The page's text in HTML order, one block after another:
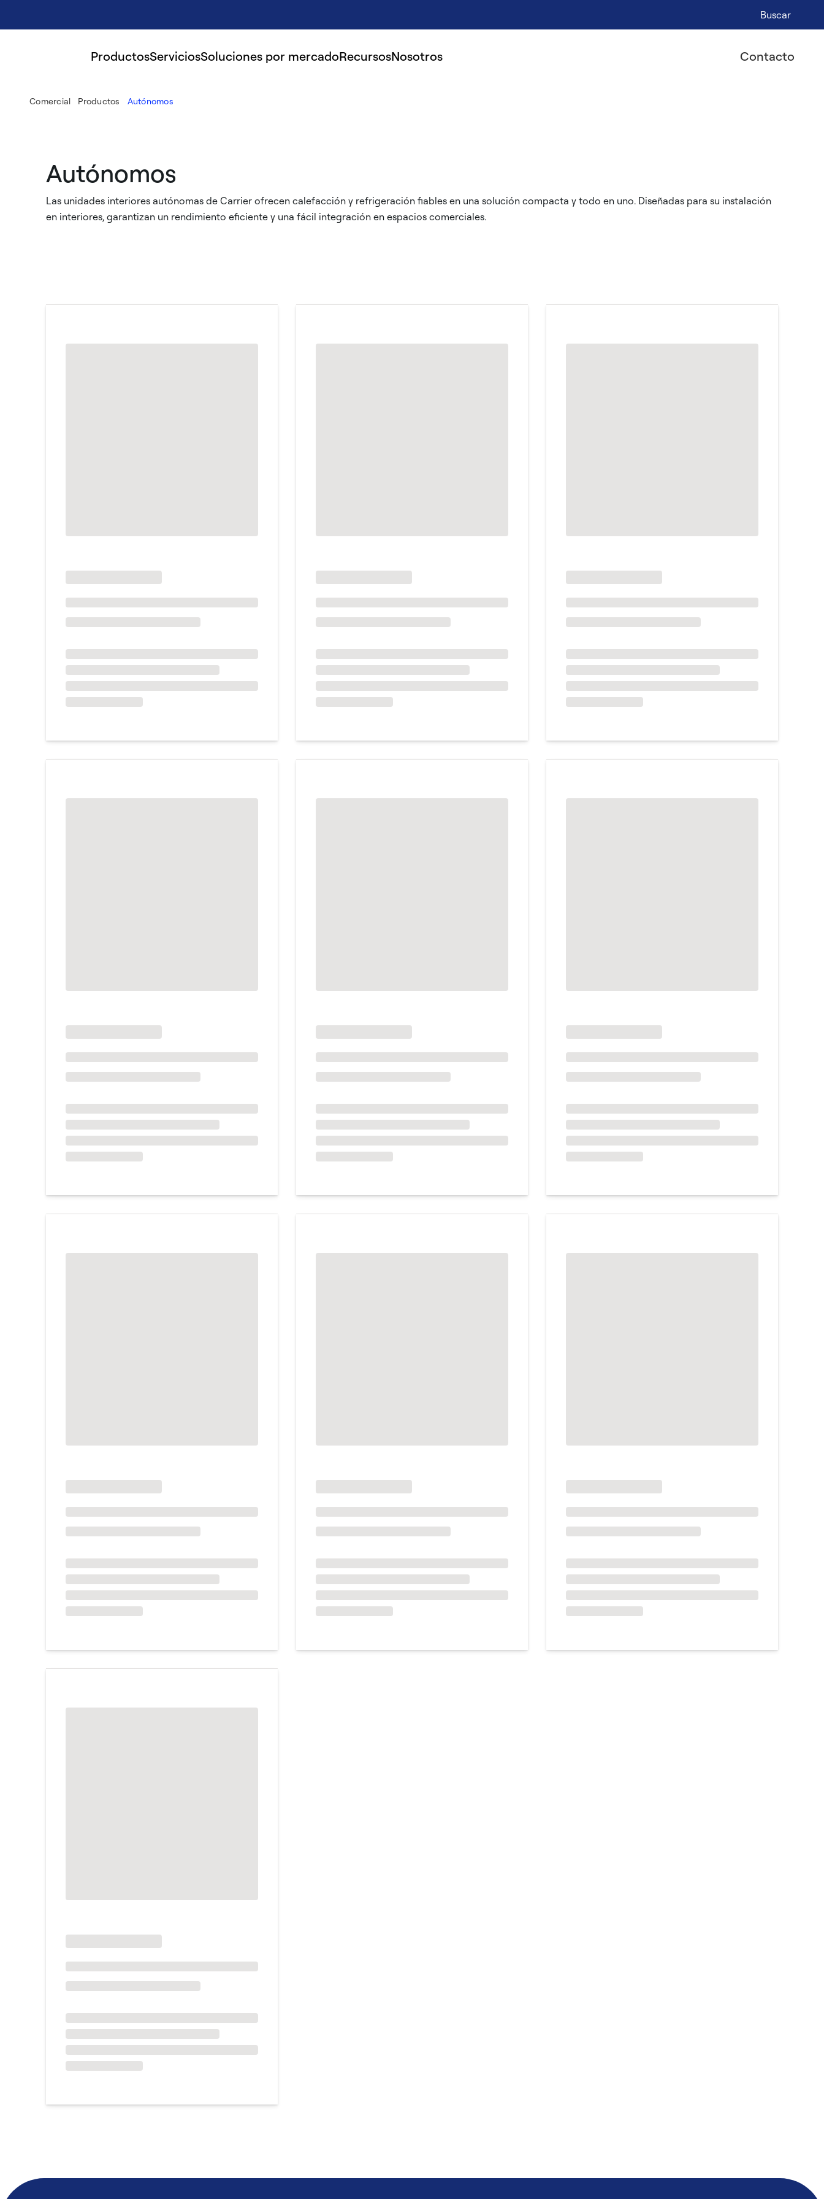
Buscar
ProductosServiciosSoluciones por mercadoRecursosNosotros Contacto
Comercial Productos Autónomos
Autónomos
Las unidades interiores autónomas de Carrier ofrecen calefacción y refrigeración fiables en una solución compacta y todo en uno. Diseñadas para su instalación
en interiores, garantizan un rendimiento eficiente y una fácil integración en espacios comerciales.